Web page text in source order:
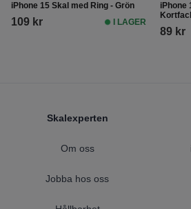
iPhone 15 Skal med Ring - Grön
109 kr I LAGER
iPhone
89 kr
Skalexperten
Om oss
Jobba hos oss